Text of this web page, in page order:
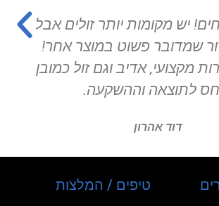
יש מקומות יותר זולים אבל
שמדובר פשוט במוצר אחר!
מקצועי, אדיב וגם זול כמובן
לתוצאה וההשקעה.
דוד אהרון
טיפים / המלצות